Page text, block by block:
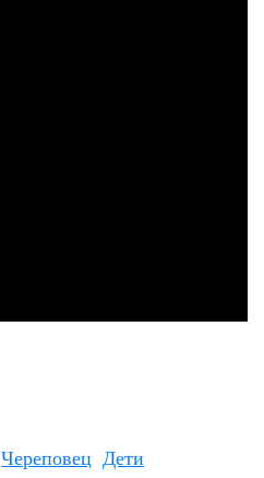
Череповец Дети